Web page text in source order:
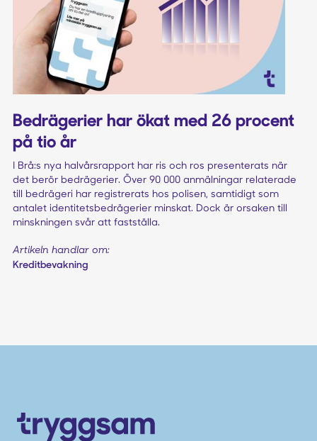
Bedrägerier har ökat med 26 procent
på tio år
I Brå:s nya halvårsrapport har ris och ros presenterats när
det berör bedrägerier. Över 90 000 anmälningar relaterade
till bedrägeri har registrerats hos polisen, samtidigt som
antalet identitetsbedrägerier minskat. Dock är orsaken till
minskningen svår att fastställa.
Artikeln handlar om:
Kreditbevakning